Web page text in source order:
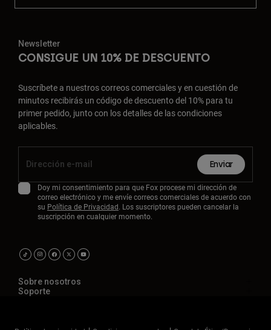
Newsletter
CONSIGUE UN 10% DE DESCUENTO
Suscríbete a nuestros correos comerciales y en cuestión de
minutos recibirás un código de descuento del 10% para tu
primer pedido, junto con los detalles de las condiciones
aplicables.
Enviar
Doy mi consentimiento para que Fox procese mi dirección de
correo electrónico y me envíe correos comerciales de acuerdo con
su Política de Privacidad. Los suscriptores pueden cancelar la
suscripción en cualquier momento.
Sobre nosotros
Soporte